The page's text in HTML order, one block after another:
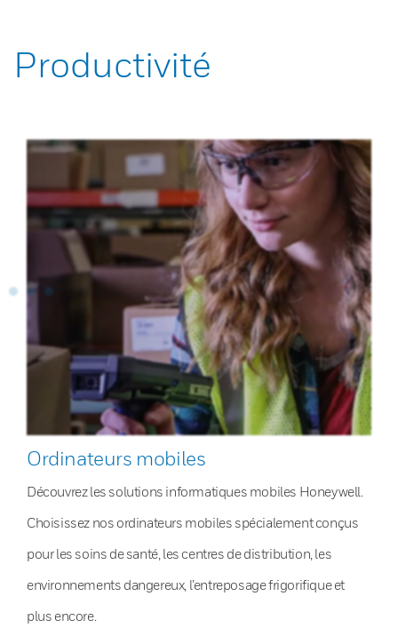
Productivité
Ordinateurs mobiles
Découvrez les solutions informatiques mobiles Honeywell.
Choisissez nos ordinateurs mobiles spécialement conçus
pour les soins de santé, les centres de distribution, les
environnements dangereux, l’entreposage frigorifique et
plus encore.